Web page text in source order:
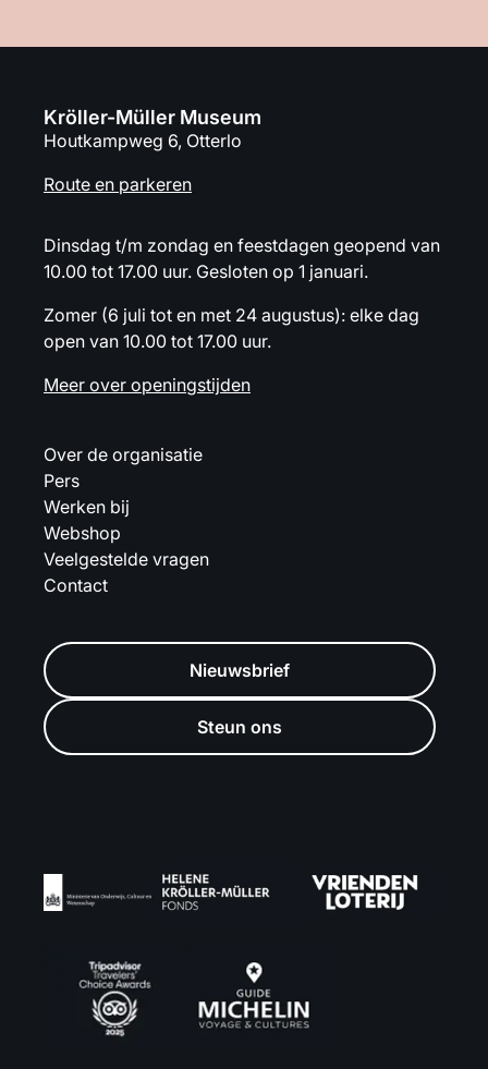
Kröller-Müller Museum
Houtkampweg 6, Otterlo
Route en parkeren
Dinsdag t/m zondag en feestdagen geopend van
10.00 tot 17.00 uur. Gesloten op 1 januari.
Zomer (6 juli tot en met 24 augustus): elke dag
open van 10.00 tot 17.00 uur.
Meer over openingstijden
Over de organisatie
Pers
Werken bij
Webshop
Veelgestelde vragen
Contact
Nieuwsbrief
Steun ons